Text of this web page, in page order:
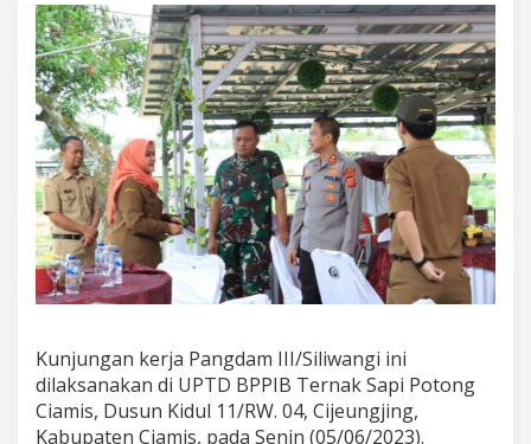
P
P
I
B
T
e
r
n
a
k
S
a
p
P
t
o
g
Kunjungan kerja Pangdam III/Siliwangi ini
dilaksanakan di UPTD BPPIB Ternak Sapi Potong
Ciamis, Dusun Kidul 11/RW. 04, Cijeungjing,
Kabupaten Ciamis, pada Senin (05/06/2023).